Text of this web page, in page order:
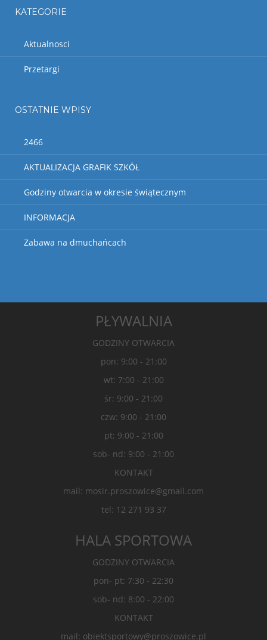
KATEGORIE
Aktualnosci
Przetargi
OSTATNIE WPISY
2466
AKTUALIZACJA GRAFIK SZKÓŁ
Godziny otwarcia w okresie świątecznym
INFORMACJA
Zabawa na dmuchańcach
PŁYWALNIA
GODZINY OTWARCIA
pon: 9:00 - 21:00
wt: 7:00 - 21:00
śr: 9:00 - 21:00
czw: 9:00 - 21:00
pt: 9:00 - 21:00
sob- nd: 9:00 - 21:00
KONTAKT
mail: mosir.proszowice@gmail.com
tel: 12 271 93 37
HALA SPORTOWA
GODZINY OTWARCIA
pon- pt: 7:30 - 22:30
sob- nd: 8:00 - 22:00
KONTAKT
mail: obiektsportowy@proszowice.pl